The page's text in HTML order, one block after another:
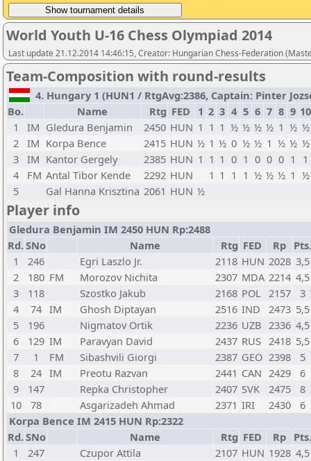
World Youth U-16 Chess Olympiad 2014
Last update 21.12.2014 14:46:15, Creator: Hungarian Chess-Federation
Team-Composition with round-results
4. Hungary 1 (HUN1 / RtgAvg:2386, Captain: Pinter
Bo.
Name Rtg FED 1 2 3 4 5 6 7 8 9 10
1
IM Gledura Benjamin 2450 HUN 1 1 1 ½ ½ ½ ½ 1 ½ ½
2 IM Korpa Bence 2415 HUN ½ 1 ½ 0 ½ ½ 1 ½ ½ ½
3 IM Kantor Gergely 2385 HUN 1 1 1 0 1 0 0 0 1
1
4
FM Antal Tibor Kende 2292 HUN 1 1 1 1 ½ ½ ½ 1 ½
5
Gal Hanna Krisztina 2061 HUN ½
Player info
Gledura Benjamin IM 2450 HUN Rp:2488
Rd.SNo Name Rtg FED Rp Pts.
1
246 Egri Laszlo Jr. 2118 HUN 2028 3,5
2
180 FM Morozov Nichita 2307 MDA 2214 4,5
3
118 Szostko Jakub 2168 POL 2157
3
4
74 IM Ghosh Diptayan 2516 IND 2473 5,5
5
196 Nigmatov Ortik 2236 UZB 2336 4,5
6
129 IM Paravyan David 2437 RUS 2418 5,5
7
1 FM Sibashvili Giorgi 2387 GEO 2398
5
8
24 IM Preotu Razvan 2441 CAN 2429
6
9
147 Repka Christopher 2407 SVK 2475
8
10
78 Asgarizadeh Ahmad 2371 IRI 2430
6
Korpa Bence IM 2415 HUN Rp:2322
Rd.SNo Name Rtg FED Rp Pts.
1
247 Czupor Attila 2107 HUN 1928 4,5